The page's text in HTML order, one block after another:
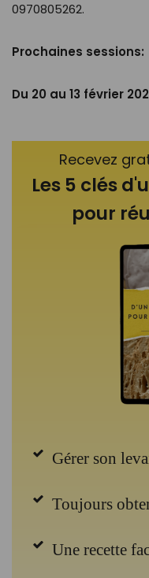
0970805262.
Prochaines sessions:
Du 20 au 13 février
Recevez
Les 5 clés
pour
Gérer son
Toujours
Une recette